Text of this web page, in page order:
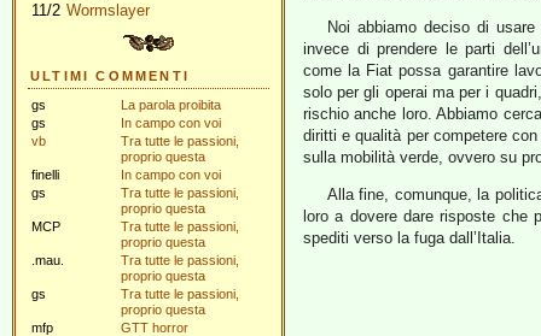
11/2 Wormslayer
ULTIMI COMMENTI
gs
La parola proibita
gs
In campo con voi
vb
Tra tutte le passioni,
proprio questa
finelli
In campo con voi
gs
Tra tutte le passioni,
proprio questa
MCP
Tra tutte le passioni,
proprio questa
.mau.
Tra tutte le passioni,
proprio questa
gs
Tra tutte le passioni,
proprio questa
mfp
GTT horror
Noi abbiamo deciso di
invece di prendere le parti
come la Fiat possa garantire
solo per gli operai ma per i
rischio anche loro. Abbiamo
diritti e qualità per competere
sulla mobilità verde, ovvero su
Alla fine, comunque, la
loro a dovere dare risposte che
spediti verso la fuga dall’Italia.